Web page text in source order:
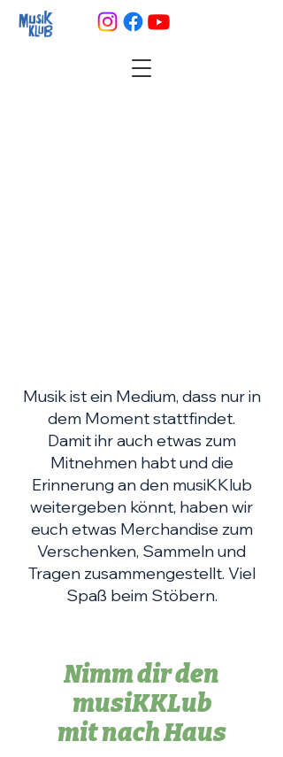
Musik ist ein Medium, dass nurin
dem Moment stattfindet.
Damit ihr auch etwas zum
Mitnehmen habt und die
Erinnerung an den musiKKlub
weitergeben könnt, haben wir
euch etwas Merchandise zum
Verschenken, Sammeln und
Tragen zusammengestellt. Viel
Spaß beim Stöbern.
Nimm dir den
musiKKLub
mit nach Haus